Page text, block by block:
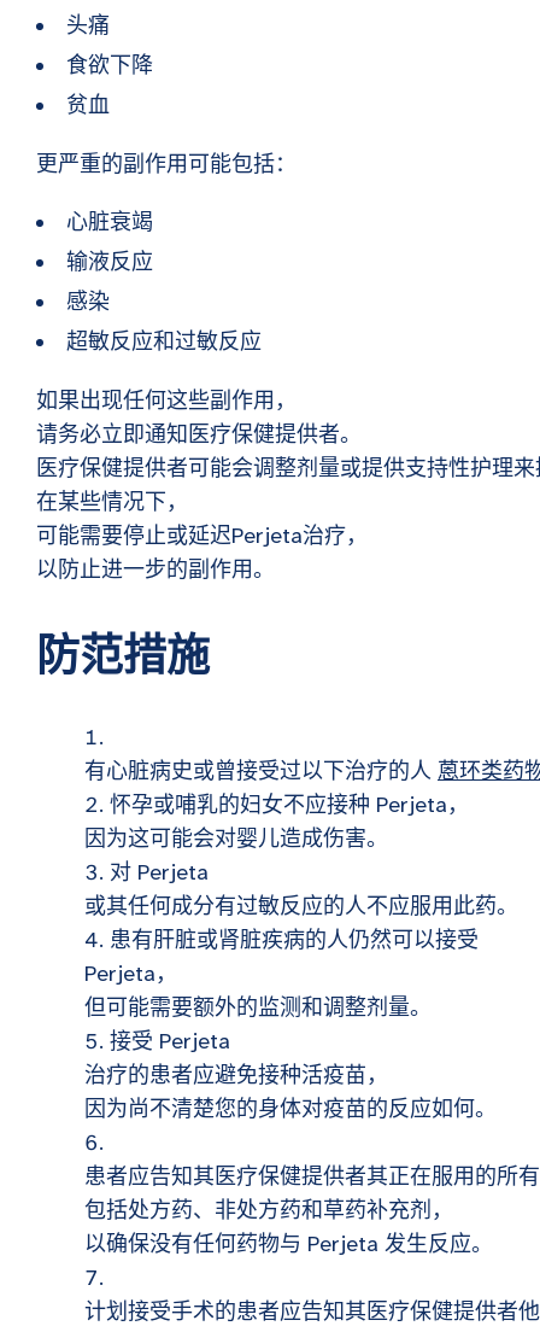
头痛
食欲下降
贫血
更严重的副作用可能包括：
心脏衰竭
输液反应
感染
超敏反应和过敏反应
如果出现任何这些副作用，
请务必立即通知医疗保健提供者。
医疗保健提供者可能会调整剂量或提供支持性护理
在某些情况下，
可能需要停止或延迟Perjeta治疗，
以防止进一步的副作用。
防范措施
有心脏病史或曾接受过以下治疗的人 蒽环类药
怀孕或哺乳的妇女不应接种 Perjeta，
因为这可能会对婴儿造成伤害。
对 Perjeta
或其任何成分有过敏反应的人不应服用此药。
患有肝脏或肾脏疾病的人仍然可以接受
Perjeta，
但可能需要额外的监测和调整剂量。
接受 Perjeta
治疗的患者应避免接种活疫苗，
因为尚不清楚您的身体对疫苗的反应如何。
患者应告知其医疗保健提供者其正在服用的所
包括处方药、非处方药和草药补充剂，
以确保没有任何药物与 Perjeta 发生反应。
计划接受手术的患者应告知其医疗保健提供者